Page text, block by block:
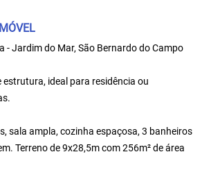
- Jardim do Mar, São Bernardo do Campo
estrutura, ideal para residência ou
sala ampla, cozinha espaçosa, 3 banheiros
Terreno de 9x28,5m com 256m² de área